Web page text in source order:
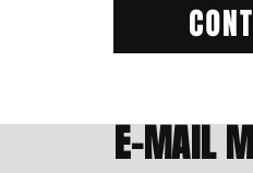
E-MAIL